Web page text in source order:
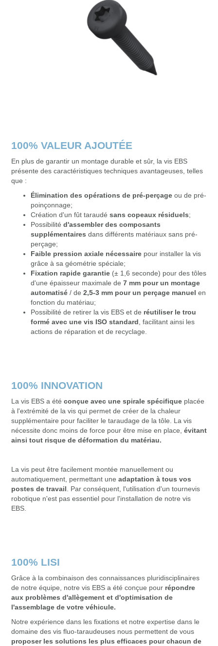
100% VALEUR AJOUTÉE
En plus de garantir un montage durable et sûr, la vis EBS
présente des caractéristiques techniques avantageuses, telles
que :
Élimination des opérations de pré-perçage ou de pré-
poinçonnage;
Création d'un fût taraudé sans copeaux résiduels;
Possibilité d'assembler des composants
supplémentaires dans différents matériaux sans pré-
perçage;
Faible pression axiale nécessaire pour installer la vis
grâce à sa géométrie spéciale;
Fixation rapide garantie (± 1,6 seconde) pour des tôles
d'une épaisseur maximale de 7 mm pour un montage
automatisé / de 2,5-3 mm pour un perçage manuel en
fonction du matériau;
Possibilité de retirer la vis EBS et de réutiliser le trou
formé avec une vis ISO standard , facilitant ainsi les
actions de réparation et de recyclage.
100% INNOVATION
La vis EBS a été conçue avec une spirale spécifique placée
à l'extrémité de la vis qui permet de créer de la chaleur
supplémentaire pour faciliter le taraudage de la tôle. La vis
nécessite donc moins de force pour être mise en place, évitant
ainsi tout risque de déformation du matériau.
La vis peut être facilement montée manuellement ou
automatiquement, permettant une adaptation à tous vos
postes de travail . Par conséquent, l'utilisation d'un tournevis
robotique n'est pas essentiel pour l'installation de notre vis
EBS.
100% LISI
Grâce à la combinaison des connaissances pluridisciplinaires
de notre équipe, notre vis EBS a été conçue pour répondre
aux problèmes d'allègement et d'optimisation de
l'assemblage de votre véhicule.
Notre expérience dans les fixations et notre expertise dans le
domaine des vis fluo-taraudeuses nous permettent de vous
proposer les solutions les plus efficaces pour chacun de